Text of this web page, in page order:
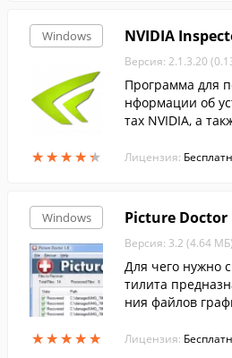
Windows
★★★★★
★★★★★
NVIDIA
Версия: 2.1.3.20
Программа для
нформации об
тах NVIDIA, а
Лицензия:
Windows
★★★★★
★★★★★
Picture Doctor
Версия: 3.2 (4.64 МБ)
Для чего нужно
тилита
ния файлов
ием .psd и jpeg.
Лицензия: